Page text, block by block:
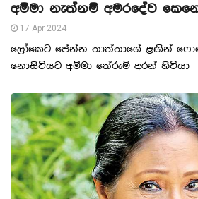
අම්මා නැත්නම් අමරදේව
17 Apr 2024
ලෝකෙට පේන්න තාත්තාගේ ළඟින්
නොසිටියට අම්මා තේරුම් අරන් හිටියා